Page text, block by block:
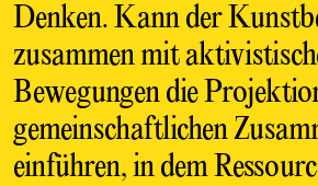
Denken. Kann der
zusammen mit
Bewegungen die
gemeinschaftlichen
einführen, in dem